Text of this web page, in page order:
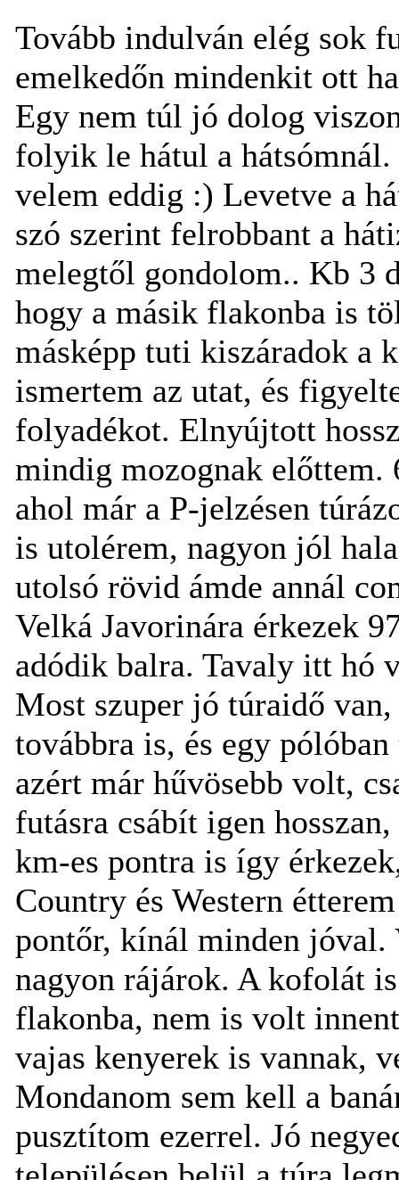
Tovább indulván elég sok
emelkedőn mindenkit ott
Egy nem túl jó dolog
folyik le hátul a
velem eddig :) Levetve a
szó szerint felrobbant a
melegtől gondolom.. Kb 3
hogy a másik flakonba is
másképp tuti kiszáradok a
ismertem az utat, és
folyadékot. Elnyújtott
mindig mozognak előttem.
ahol már a P-jelzésen
is utolérem, nagyon jól
utolsó rövid ámde annál
Velká Javorinára érkezek
adódik balra. Tavaly itt hó
Most szuper jó túraidő
továbbra is, és egy
azért már hűvösebb volt,
futásra csábít igen
km-es pontra is így
Country és Western
pontőr, kínál minden jóval.
nagyon rájárok. A kofolát
flakonba, nem is volt
vajas kenyerek is vannak,
Mondanom sem kell a
pusztítom ezerrel. Jó